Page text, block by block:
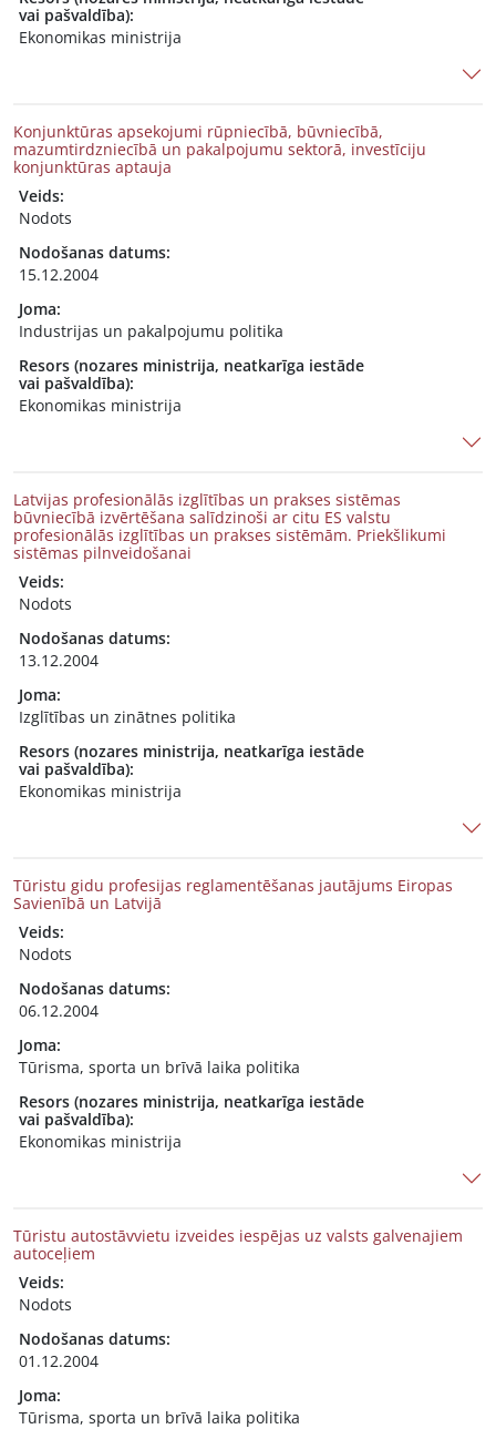
vai pašvaldība):
Ekonomikas ministrija
Konjunktūras apsekojumi rūpniecībā, būvniecībā,
mazumtirdzniecībā un pakalpojumu sektorā, investīciju
konjunktūras aptauja
Veids:
Nodots
Nodošanas datums:
15.12.2004
Joma:
Industrijas un pakalpojumu politika
Resors (nozares ministrija, neatkarīga iestāde
vai pašvaldība):
Ekonomikas ministrija
Latvijas profesionālās izglītības un prakses sistēmas
būvniecībā izvērtēšana salīdzinoši ar citu ES valstu
profesionālās izglītības un prakses sistēmām. Priekšlikumi
sistēmas pilnveidošanai
Veids:
Nodots
Nodošanas datums:
13.12.2004
Joma:
Izglītības un zinātnes politika
Resors (nozares ministrija, neatkarīga iestāde
vai pašvaldība):
Ekonomikas ministrija
Tūristu gidu profesijas reglamentēšanas jautājums Eiropas
Savienībā un Latvijā
Veids:
Nodots
Nodošanas datums:
06.12.2004
Joma:
Tūrisma, sporta un brīvā laika politika
Resors (nozares ministrija, neatkarīga iestāde
vai pašvaldība):
Ekonomikas ministrija
Tūristu autostāvvietu izveides iespējas uz valsts galvenajiem
autoceļiem
Veids:
Nodots
Nodošanas datums:
01.12.2004
Joma:
Tūrisma, sporta un brīvā laika politika